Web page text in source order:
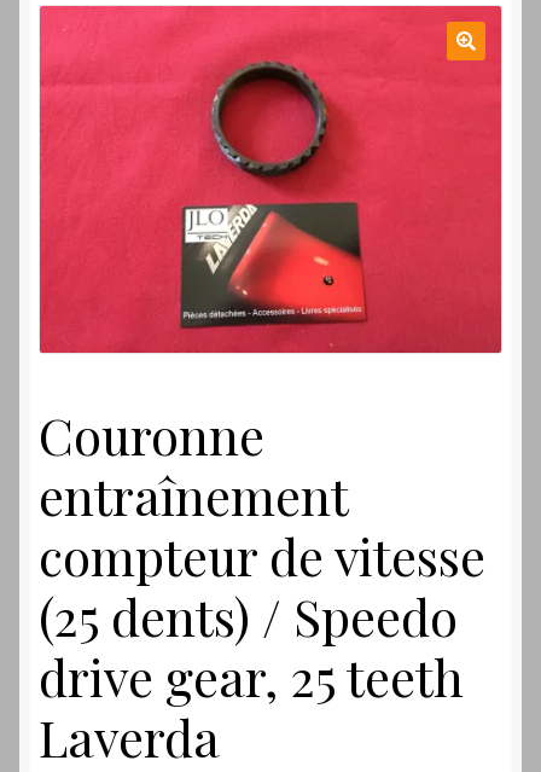
Qui suis-je ?
Couronne
entraînement
compteur de vitesse
(25 dents) / Speedo
drive gear, 25 teeth
Laverda